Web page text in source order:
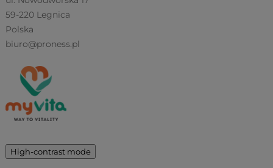
59-220 Legnica
Polska
biuro@proness.pl
High-contrast mode